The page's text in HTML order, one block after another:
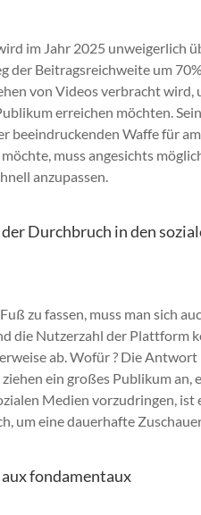
im Jahr 2025 unweigerlich
der Beitragsreichweite um
von Videos verbracht
erreichen möchten.
beeindruckenden Waffe für
muss angesichts
anzupassen.
Durchbruch in den
zu fassen, muss man sich
die Nutzerzahl der
ab. Wofür ? Die
ein großes Publikum an,
Medien vorzudringen,
um eine dauerhafte
fondamentaux